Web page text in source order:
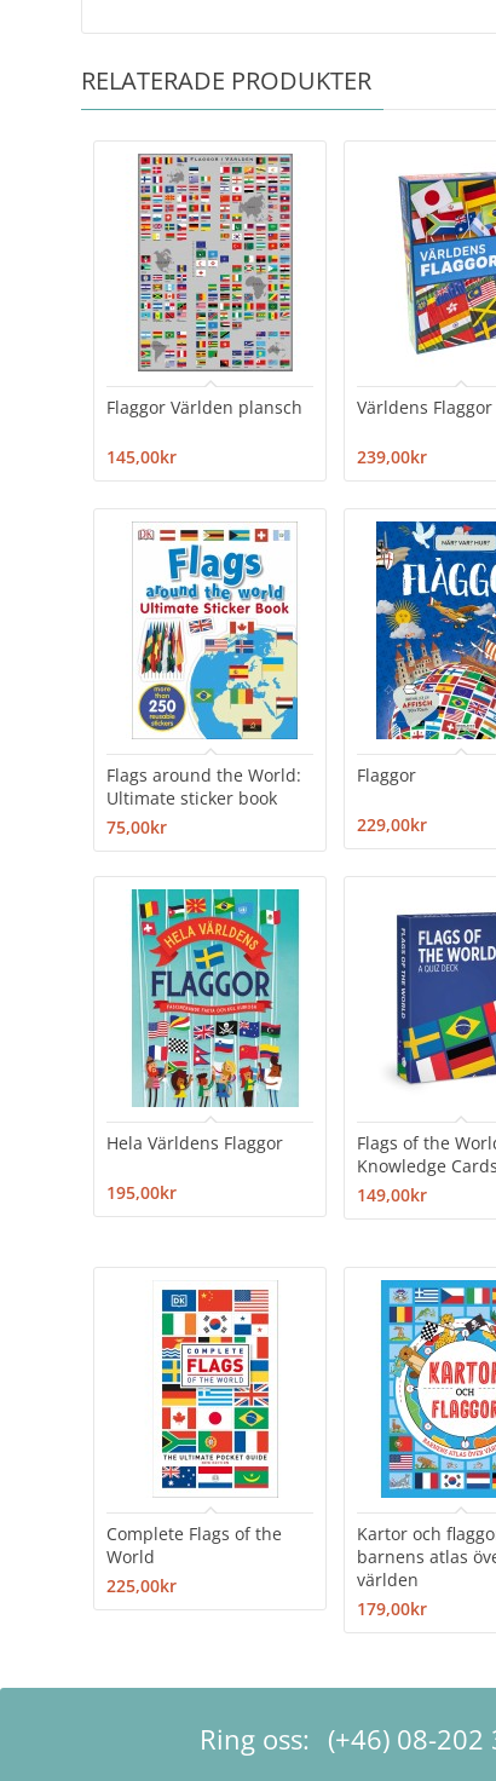
RELATERADE PRODUKTER
Flaggor Världen plansch
145,00kr
Världens Flaggor
239,00kr
Flags around the World:
Ultimate sticker book
75,00kr
Flaggor
229,00kr
Hela Världens Flaggor
195,00kr
Flags of the
Knowledge Cards
149,00kr
Complete Flags of the
World
225,00kr
Kartor och
barnens atlas
världen
179,00kr
Ring oss: (+46) 08-202